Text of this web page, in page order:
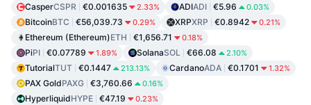
CasperCSPR €0.001635 2.33% ADIADI €5.96 0.03%
BitcoinBTC €56,039.73 0.29% XRPXRP €0.8942 0.21%
Ethereum (Ethereum)ETH €1,656.71 0.18%
PiPI €0.07789 1.89% SolanaSOL €66.08 2.10%
TutorialTUT €0.1447 213.13% CardanoADA €0.1701 1.32%
PAX GoldPAXG €3,760.66 0.16%
HyperliquidHYPE €47.19 0.23%